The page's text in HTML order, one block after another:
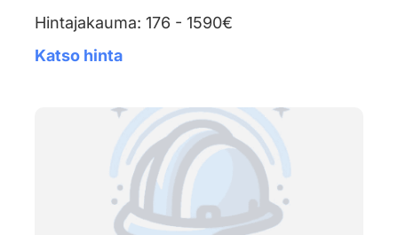
Hintajakauma: 176 - 1590€
Katso hinta